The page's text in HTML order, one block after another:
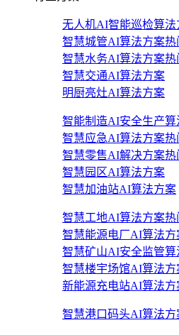
无人机AI智能巡检算法
智慧城管AI算法方案热
智慧水务AI算法方案热
智慧交通AI算法方案
明厨亮灶AI算法方案
智能制造AI安全生产算
智慧应急AI算法方案热
智慧零售AI解决方案热
智慧园区AI算法方案
智慧加油站AI算法方案
智慧工地AI算法方案热
智慧能源电厂AI算法方
智慧矿山AI安全监管算
智慧楼宇场馆AI算法方
新能源充电站AI算法方
智慧港口码头AI算法方